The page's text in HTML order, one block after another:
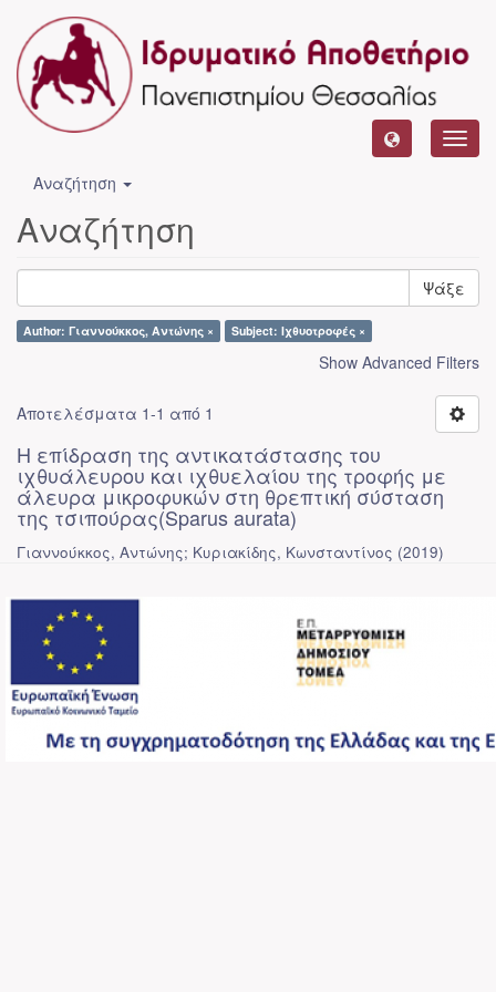
Αναζήτηση
Αναζήτηση
Ψάξε
Author: Γιαννούκκος, Αντώνης × Subject: Ιχθυοτροφές ×
Show Advanced Filters
Αποτελέσματα 1-1 από 1
Η επίδραση της αντικατάστασης του
ιχθυάλευρου και ιχθυελαίου της τροφής με
άλευρα μικροφυκών στη θρεπτική σύσταση
της τσιπούρας(Sparus aurata)
Γιαννούκκος, Αντώνης; Κυριακίδης, Κωνσταντίνος (2019)